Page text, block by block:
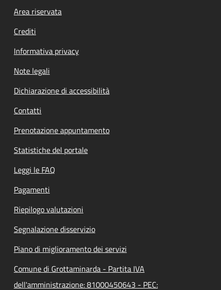
Footer menu
Area riservata
Crediti
Informativa privacy
Note legali
Dichiarazione di accessibilità
Contatti
Prenotazione appuntamento
Statistiche del portale
Leggi le FAQ
Pagamenti
Riepilogo valutazioni
Segnalazione disservizio
Piano di miglioramento dei servizi
Comune di Grottaminarda - Partita IVA
dell'amministrazione: 81000450643 - PEC: